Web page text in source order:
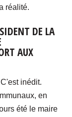
réalité.
DE LA
AUX
inédit.
en
été le maire